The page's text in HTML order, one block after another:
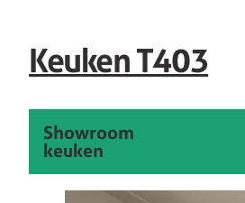
Keuken T403
Showroom
keuken